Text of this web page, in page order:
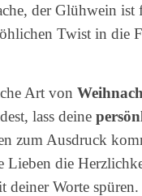
der Glühwein ist
Twist in die
Art von
lass deine
zum Ausdruck
Lieben die
deiner Worte spüren.